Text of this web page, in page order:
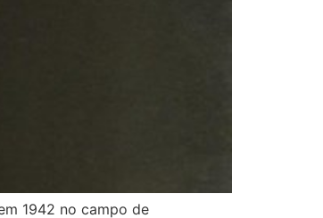
1942 no campo de